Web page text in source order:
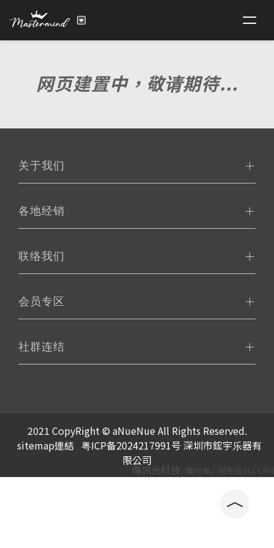
网页建置中，敬请期待...
关于我们
各地经销
联络我们
会员专区
社群连结
2021 CopyRight © aNueNue All Rights Reserved.
sitemap連結 粤ICP备2024217991号 深圳市鋐宇乐器有
限公司
傳訊光科技: 購物車 / 網頁設計 / CRM